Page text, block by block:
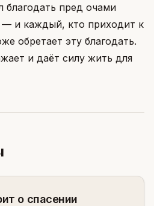
пред очами
— и каждый, кто приходит к
обретает эту благодать.
и даёт силу жить для
о спасении